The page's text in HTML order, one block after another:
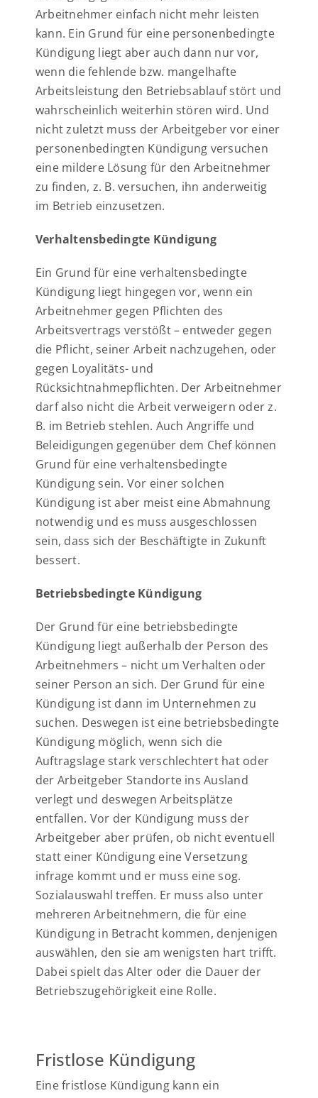
Arbeitnehmer einfach nicht mehr leisten
kann. Ein Grund für eine personenbedingte
Kündigung liegt aber auch dann nur vor,
wenn die fehlende bzw. mangelhafte
Arbeitsleistung den Betriebsablauf stört und
wahrscheinlich weiterhin stören wird. Und
nicht zuletzt muss der Arbeitgeber vor einer
personenbedingten Kündigung versuchen
eine mildere Lösung für den Arbeitnehmer
zu finden, z. B. versuchen, ihn anderweitig
im Betrieb einzusetzen.
Verhaltensbedingte Kündigung
Ein Grund für eine verhaltensbedingte
Kündigung liegt hingegen vor, wenn ein
Arbeitnehmer gegen Pflichten des
Arbeitsvertrags verstößt – entweder gegen
die Pflicht, seiner Arbeit nachzugehen, oder
gegen Loyalitäts- und
Rücksichtnahmepflichten. Der Arbeitnehmer
darf also nicht die Arbeit verweigern oder z.
B. im Betrieb stehlen. Auch Angriffe und
Beleidigungen gegenüber dem Chef können
Grund für eine verhaltensbedingte
Kündigung sein. Vor einer solchen
Kündigung ist aber meist eine Abmahnung
notwendig und es muss ausgeschlossen
sein, dass sich der Beschäftigte in Zukunft
bessert.
Betriebsbedingte Kündigung
Der Grund für eine betriebsbedingte
Kündigung liegt außerhalb der Person des
Arbeitnehmers – nicht um Verhalten oder
seiner Person an sich. Der Grund für eine
Kündigung ist dann im Unternehmen zu
suchen. Deswegen ist eine betriebsbedingte
Kündigung möglich, wenn sich die
Auftragslage stark verschlechtert hat oder
der Arbeitgeber Standorte ins Ausland
verlegt und deswegen Arbeitsplätze
entfallen. Vor der Kündigung muss der
Arbeitgeber aber prüfen, ob nicht eventuell
statt einer Kündigung eine Versetzung
infrage kommt und er muss eine sog.
Sozialauswahl treffen. Er muss also unter
mehreren Arbeitnehmern, die für eine
Kündigung in Betracht kommen, denjenigen
auswählen, den sie am wenigsten hart trifft.
Dabei spielt das Alter oder die Dauer der
Betriebszugehörigkeit eine Rolle.
Fristlose Kündigung
Eine fristlose Kündigung kann ein